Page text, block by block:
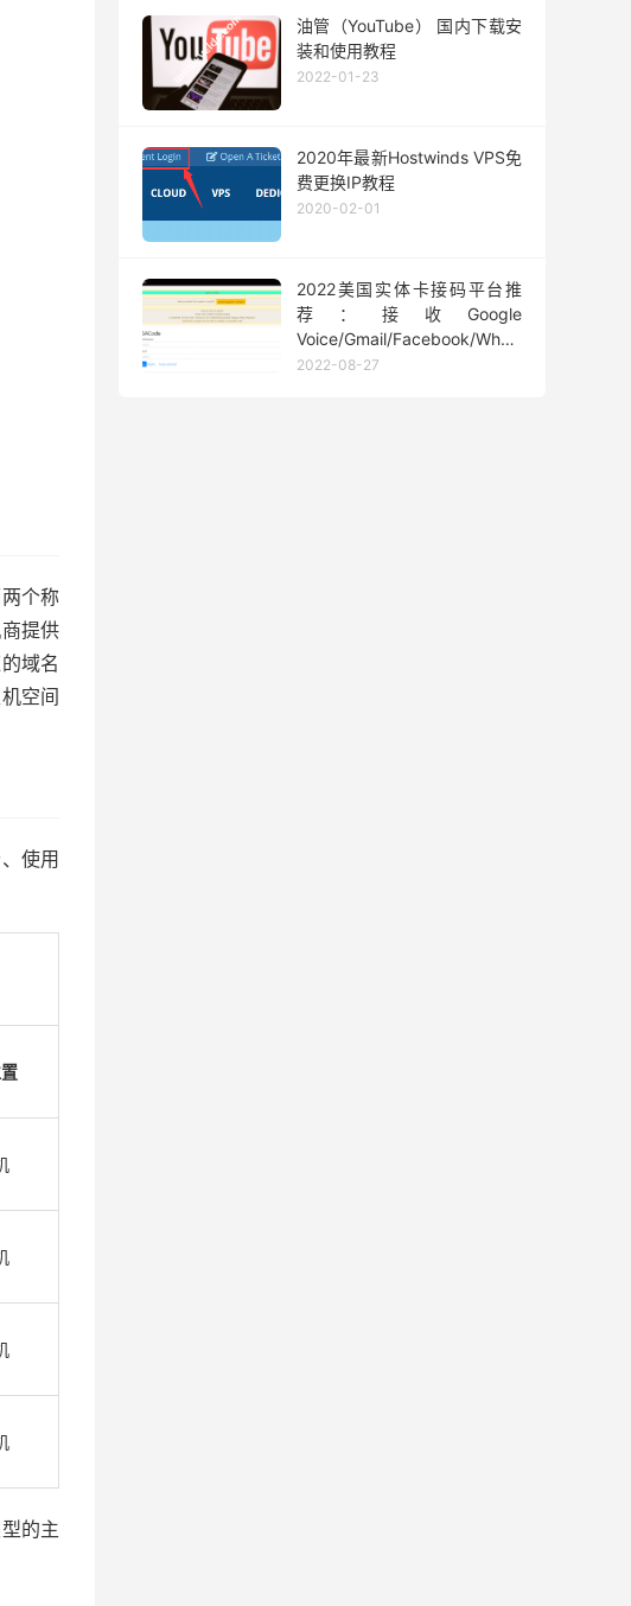
个称
提供
域名
空间
使用
的主
油管（YouTube） 国内下载安
装和使用教程
2022-01-23
2020年最新Hostwinds VPS免
费更换IP教程
2020-02-01
2022美国实体卡接码平台推
荐：接收Google
Voice/Gmail/Facebook/Whatsapp
等短信验证码
2022-08-27